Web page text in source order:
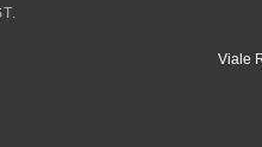
Viale